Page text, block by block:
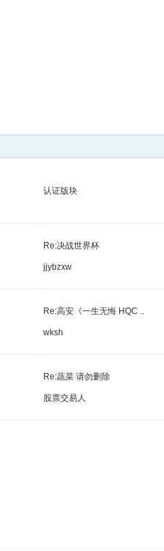
认证版块
Re:决战世界杯
jjybzxw
Re:高安《一生无悔 HQC ..
wksh
Re:蔬菜 请勿删除
股票交易人